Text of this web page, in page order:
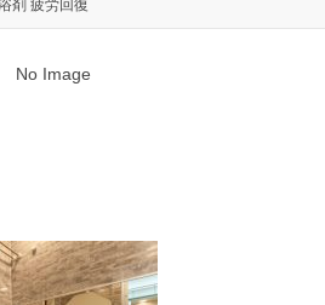
剤 疲労回復
No Image